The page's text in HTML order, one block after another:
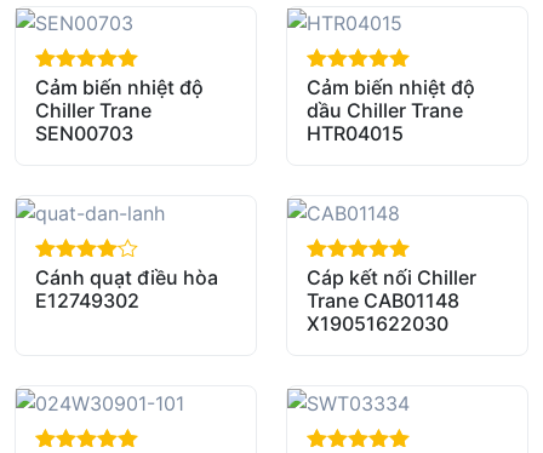
out of 5
Cảm biến nhiệt độ
Chiller Trane
SEN00703
out of 5
Cảm biến nhiệt độ
dầu Chiller Trane
HTR04015
out of 5
Cánh quạt điều hòa
E12749302
out of 5
Cáp kết nối Chiller
Trane CAB01148
X19051622030